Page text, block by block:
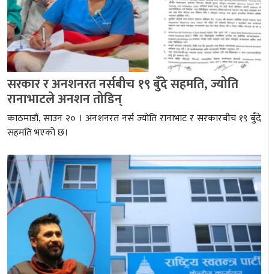
सरकार र अनशनरत नर्सबीच १९ बुँदे सहमति, ज्योति
रानाभाटले अनशन तोडिन्
काठमाडौं, साउन २० । अनशनरत नर्स ज्योति रानाभाट र सरकारबीच १९ बुँदे
सहमति भएको छ।